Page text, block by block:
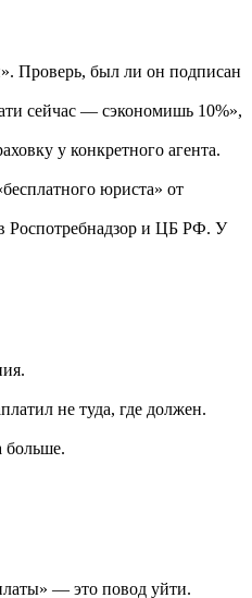
Проверь, был ли он подписан
сейчас — сэкономишь 10%»,
у конкретного агента.
юриста» от
Роспотребнадзор и ЦБ РФ. У
не туда, где должен.
больше.
— это повод уйти.